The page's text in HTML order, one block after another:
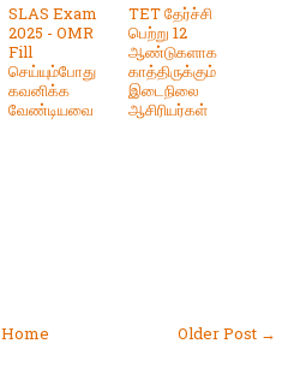
SLAS Exam
2025 - OMR
Fill
செய்யும்போது
கவனிக்க
வேண்டியவை
TET தேர்ச்சி
பெற்று 12
ஆண்டுகளாக
காத்திருக்கும்
இடைநிலை
ஆசிரியர்கள்
Older Post →
Home